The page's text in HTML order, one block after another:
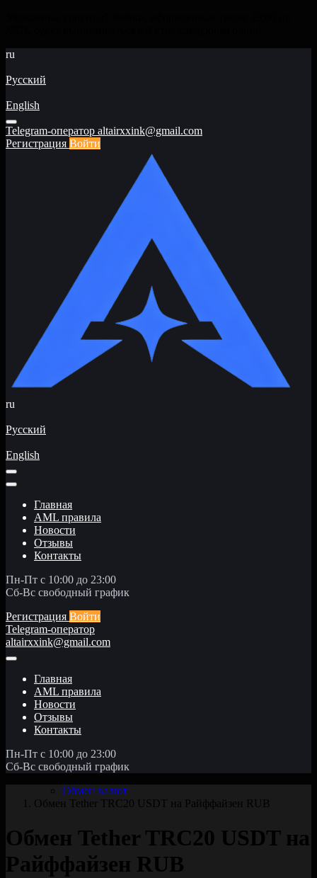
ru
Русский
English
Telegram-оператор altairxxink@gmail.com
Регистрация Войти
ru
Русский
English
Главная
AML правила
Новости
Отзывы
Контакты
Пн-Пт с 10:00 до 23:00
Сб-Вс свободный график
Регистрация Войти
Telegram-оператор
altairxxink@gmail.com
Главная
AML правила
Новости
Отзывы
Контакты
Пн-Пт с 10:00 до 23:00
Сб-Вс свободный график
Обмен валют
Обмен Tether TRC20 USDT на Райффайзен RUB
Обмен Tether TRC20 USDT на
Райффайзен RUB